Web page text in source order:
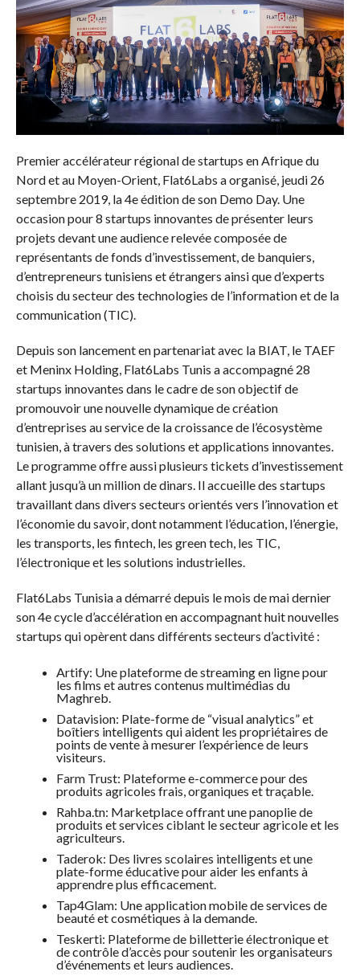
Premier accélérateur régional de startups en Afrique du
Nord et au Moyen-Orient, Flat6Labs a organisé, jeudi 26
septembre 2019, la 4e édition de son Demo Day. Une
occasion pour 8 startups innovantes de présenter leurs
projets devant une audience relevée composée de
représentants de fonds d’investissement, de banquiers,
d’entrepreneurs tunisiens et étrangers ainsi que d’experts
choisis du secteur des technologies de l’information et de la
communication (TIC).
Depuis son lancement en partenariat avec la BIAT, le TAEF
et Meninx Holding, Flat6Labs Tunis a accompagné 28
startups innovantes dans le cadre de son objectif de
promouvoir une nouvelle dynamique de création
d’entreprises au service de la croissance de l’écosystème
tunisien, à travers des solutions et applications innovantes.
Le programme offre aussi plusieurs tickets d’investissement
allant jusqu’à un million de dinars. Il accueille des startups
travaillant dans divers secteurs orientés vers l’innovation et
l’économie du savoir, dont notamment l’éducation, l’énergie,
les transports, les fintech, les green tech, les TIC,
l’électronique et les solutions industrielles.
Flat6Labs Tunisia a démarré depuis le mois de mai dernier
son 4e cycle d’accélération en accompagnant huit nouvelles
startups qui opèrent dans différents secteurs d’activité :
Artify: Une plateforme de streaming en ligne pour
les films et autres contenus multimédias du
Maghreb.
Datavision: Plate-forme de “visual analytics” et
boîtiers intelligents qui aident les propriétaires de
points de vente à mesurer l’expérience de leurs
visiteurs.
Farm Trust: Plateforme e-commerce pour des
produits agricoles frais, organiques et traçable.
Rahba.tn: Marketplace offrant une panoplie de
produits et services ciblant le secteur agricole et les
agriculteurs.
Taderok: Des livres scolaires intelligents et une
plate-forme éducative pour aider les enfants à
apprendre plus efficacement.
Tap4Glam: Une application mobile de services de
beauté et cosmétiques à la demande.
Teskerti: Plateforme de billetterie électronique et
de contrôle d’accès pour soutenir les organisateurs
d’événements et leurs audiences.